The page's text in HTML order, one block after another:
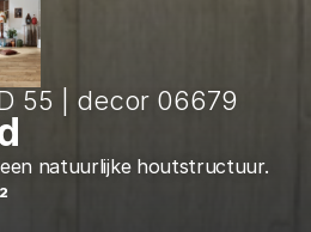
55 | decor 06679
natuurlijke houtstructuur.